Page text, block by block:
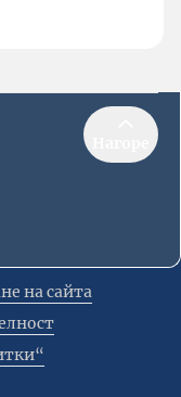
на сайта